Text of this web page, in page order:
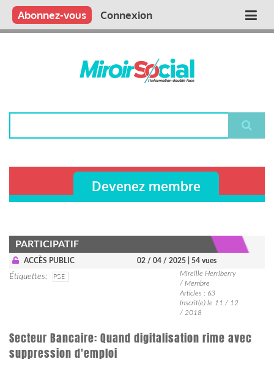
Aller
contenu
Main
Qui sommes nous ?
Vous publiez
Nous publions
Contactez-nous
Abonnez-vous Connexion
Devenez membre
PARTICIPATIF
ACCÈS PUBLIC 02 / 04 / 2025 | 54 vues
Étiquettes PSE
Mireille Herriberry
/ Membre
Articles : 63
Inscrit(e) le 11 / 12
/ 2018
Secteur Bancaire: Quand digitalisation rime avec
suppression d'emploi